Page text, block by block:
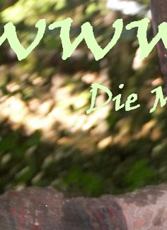
überspringen